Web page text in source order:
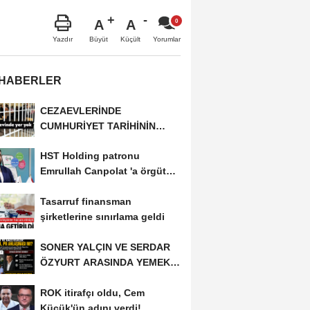
Yazdır
A
Büyüt
A
Küçült Yorumlar
CEZAEVLERİNDE
CUMHURİYET TARİHİNİN
KİŞİ...
HST Holding patronu
Emrullah Canpolat 'a örgüt
Tasarruf finansman
şirketlerine sınırlama geldi
SONER YALÇIN VE SERDAR
ÖZYURT ARASINDA YEMEK
ROK itirafçı oldu, Cem